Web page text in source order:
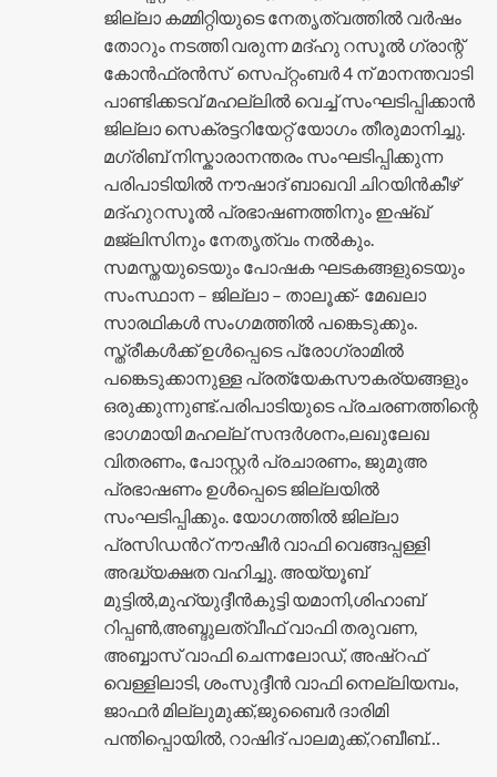
ജില്ലാ കമ്മിറ്റിയുടെ നേതൃത്വത്തിൽ വർഷം
തോറും നടത്തി വരുന്ന മദ്ഹു റസൂൽ ഗ്രാന്റ്
കോൻഫ്രൻസ് സെപ്റ്റംബർ 4 ന് മാനന്തവാടി
പാണ്ടിക്കടവ് മഹല്ലിൽ വെച്ച് സംഘടിപ്പിക്കാൻ
ജില്ലാ സെക്രട്ടറിയേറ്റ് യോഗം തീരുമാനിച്ചു.
മഗ്രിബ് നിസ്കാരാനന്തരം സംഘടിപ്പിക്കുന്ന
പരിപാടിയിൽ നൗഷാദ് ബാഖവി ചിറയിൻകീഴ്
മദ്ഹുറസൂൽ പ്രഭാഷണത്തിനും ഇഷ്ഖ്
മജ്ലിസിനും നേതൃത്വം നൽകും.
സമസ്തയുടെയും പോഷക ഘടകങ്ങളുടെയും
സംസ്ഥാന – ജില്ലാ – താലൂക്ക്- മേഖലാ
സാരഥികൾ സംഗമത്തിൽ പങ്കെടുക്കും.
സ്ത്രീകൾക്ക് ഉൾപ്പെടെ പ്രോഗ്രാമിൽ
പങ്കെടുക്കാനുള്ള പ്രത്യേകസൗകര്യങ്ങളും
ഒരുക്കുന്നുണ്ട്.പരിപാടിയുടെ പ്രചരണത്തിന്റെ
ഭാഗമായി മഹല്ല് സന്ദർശനം,ലഖുലേഖ
വിതരണം, പോസ്റ്റർ പ്രചാരണം, ജുമുഅ
പ്രഭാഷണം ഉൾപ്പെടെ ജില്ലയിൽ
സംഘടിപ്പിക്കും. യോഗത്തിൽ ജില്ലാ
പ്രസിഡൻറ് നൗഷീർ വാഫി വെങ്ങപ്പള്ളി
അദ്ധ്യക്ഷത വഹിച്ചു. അയ്യൂബ്
മുട്ടിൽ,മുഹ്യുദ്ദീൻകുട്ടി യമാനി,ശിഹാബ്
റിപ്പൺ,അബ്ദുലത്വീഫ് വാഫി തരുവണ,
അബ്ബാസ് വാഫി ചെന്നലോഡ്, അഷ്റഫ്
വെള്ളിലാടി, ശംസുദ്ദീൻ വാഫി നെല്ലിയമ്പം,
ജാഫർ മില്ലുമുക്ക്,ജുബൈർ ദാരിമി
പന്തിപ്പൊയിൽ, റാഷിദ് പാലമുക്ക്,റബീബ്…